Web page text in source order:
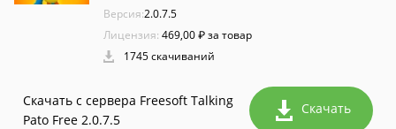
Версия:2.0.7.5
Лицензия: 469,00 ₽ за товар
1745 скачиваний
Скачать с сервера Freesoft Talking
Pato Free 2.0.7.5
Скачать